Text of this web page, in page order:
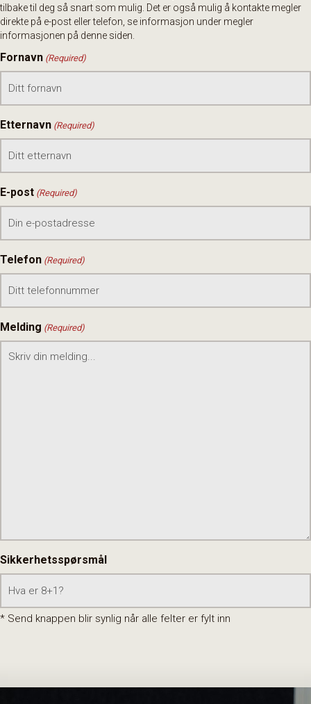
tilbake til deg så snart som mulig. Det er også mulig å kontakte megler
direkte på e-post eller telefon, se informasjon under megler
informasjonen på denne siden.
Fornavn (Required)
Etternavn (Required)
E-post (Required)
Telefon (Required)
Melding (Required)
Sikkerhetsspørsmål
* Send knappen blir synlig når alle felter er fylt inn